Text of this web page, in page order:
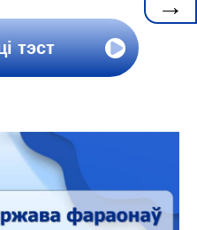
тэст